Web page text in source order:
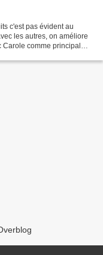
c'est pas évident au
les autres, on améliore
Carole comme principal